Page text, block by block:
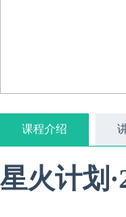
课程介绍
星火计划